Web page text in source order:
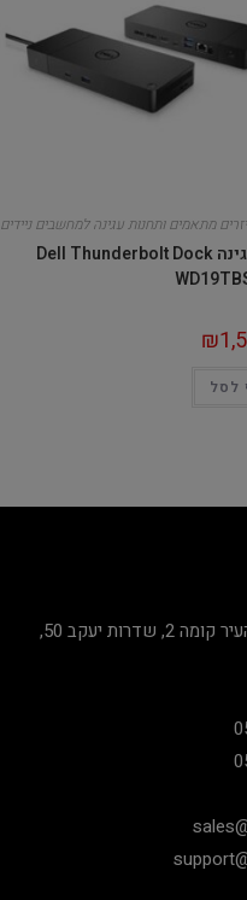
מתאמים ותחנות עגינה למחשבים ניידים
תחנת עגינה Dell Thunderbolt Dock
₪
לסל
קניון מגדלי העיר קומה 2, שדרות יעקב 50,